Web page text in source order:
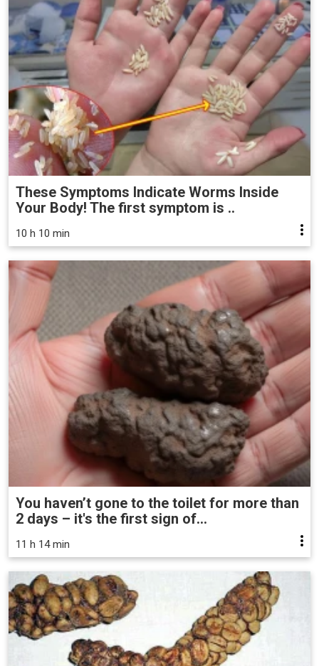
These Symptoms Indicate Worms Inside
Your Body! The first symptom is ..
10 h 10 min
You haven’t gone to the toilet for more than
2 days – it's the first sign of...
11 h 14 min